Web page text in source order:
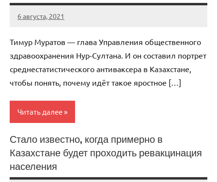
6 августа, 2021
KurnosovVIT
Нет
Тимур Муратов — глава Управления общественного
здравоохранения Нур-Султана. И он составил портрет
среднестатистического антиваксера в Казахстане,
чтобы понять, почему идёт такое яростное […]
Читать далее
Мэтр
Стало известно, когда примерно в
Казахстане будет проходить ревакцинация
населения